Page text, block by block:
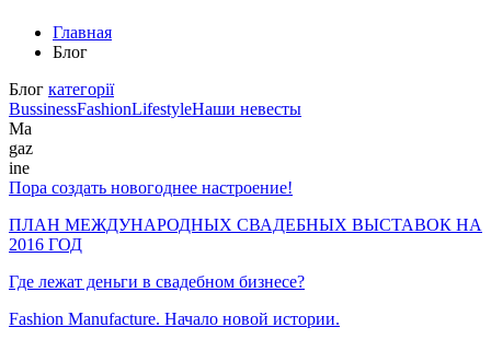
Главная
Блог
Блог категорії
BussinessFashionLifestyleНаши невесты
Ma
gaz
ine
Пора создать новогоднее настроение!
ПЛАН МЕЖДУНАРОДНЫХ СВАДЕБНЫХ ВЫСТАВОК НА
2016 ГОД
Где лежат деньги в свадебном бизнесе?
Fashion Manufacture. Начало новой истории.